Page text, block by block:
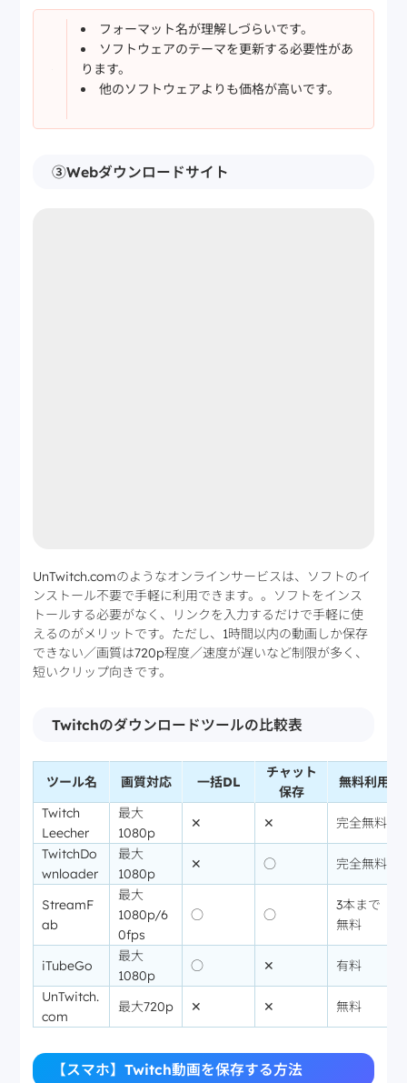
フォーマット名が理解しづらいです。
ソフトウェアのテーマを更新する必要性があ
ります。
他のソフトウェアよりも価格が高いです。
③Webダウンロードサイト
UnTwitch.comのようなオンラインサービスは、ソフトのイ
ンストール不要で手軽に利用できます。。ソフトをインス
トールする必要がなく、リンクを入力するだけで手軽に使
えるのがメリットです。ただし、1時間以内の動画しか保存
できない／画質は720p程度／速度が遅いなど制限が多く、
短いクリップ向きです。
Twitchのダウンロードツールの比較表
ツール名 画質対応 一括DL
チャット
保存
無料利用
Twitch
Leecher
最大
1080p
✕ ✕
完全無料
TwitchDo
wnloader
最大
1080p
✕ ○ 完全無料
StreamF
ab
最大
1080p/6
0fps
○ ○
3本まで
無料
iTubeGo
最大
1080p
○ ✕
有料
UnTwitch.
com
最大720p ✕ ✕ 無料
【スマホ】Twitch動画を保存する方法